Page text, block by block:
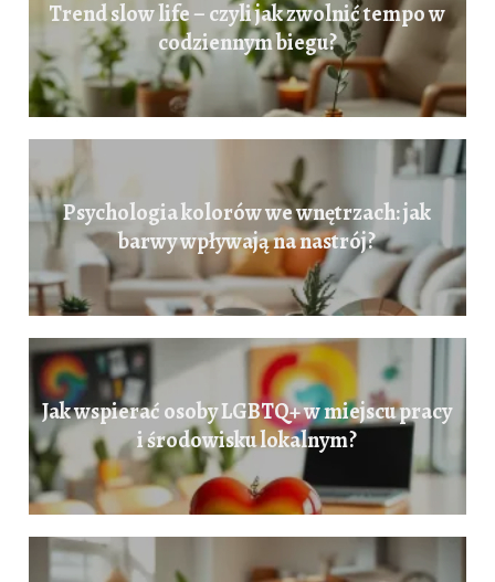
Trend slow life – czyli jak zwolnić tempo w
codziennym biegu?
Psychologia kolorów we wnętrzach: jak
barwy wpływają na nastrój?
Jak wspierać osoby LGBTQ+ w miejscu pracy
i środowisku lokalnym?